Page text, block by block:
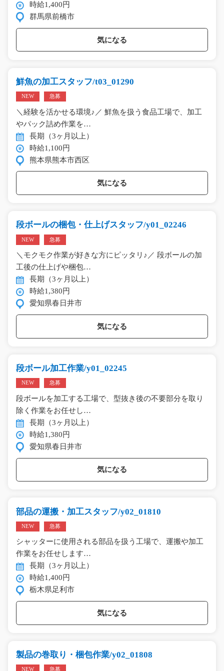
時給1,400円
群馬県前橋市
気になる
鮮魚の加工スタッフ/t03_01290
NEW 急募
＼経験を活かせる環境♪／ 鮮魚を扱う食品工場で、加工
やパック詰め作業を…
長期（3ヶ月以上）
時給1,100円
熊本県熊本市西区
気になる
段ボールの梱包・仕上げスタッフ/y01_02246
NEW 急募
＼モクモク作業が好きな方にピッタリ♪／ 段ボールの加
工後の仕上げや梱包…
長期（3ヶ月以上）
時給1,380円
愛知県春日井市
気になる
段ボール加工作業/y01_02245
NEW 急募
段ボールを加工する工場で、型抜き後の不要部分を取り
除く作業をお任せし…
長期（3ヶ月以上）
時給1,380円
愛知県春日井市
気になる
部品の運搬・加工スタッフ/y02_01810
NEW 急募
シャッターに使用される部品を扱う工場で、運搬や加工
作業をお任せします…
長期（3ヶ月以上）
時給1,400円
栃木県足利市
気になる
製品の巻取り・梱包作業/y02_01808
NEW 急募